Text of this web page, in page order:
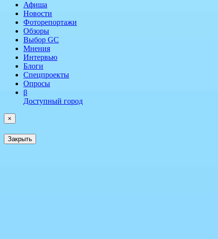
Афиша
Новости
Фоторепортажи
Обзоры
Выбор GC
Мнения
Интервью
Блоги
Спецпроекты
Опросы
β
Доступный город
×
Закрыть